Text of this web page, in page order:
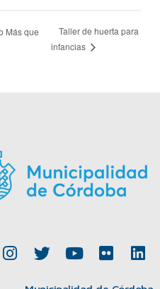
Más que
Taller de huerta para
infancias
I
n
T
w
Y
o
F
l
L
i